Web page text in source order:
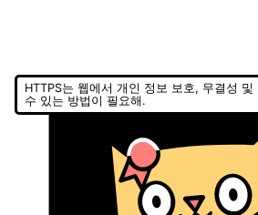
HTTPS는 웹에서 개인 정보 보호, 무결성
수 있는 방법이 필요해.